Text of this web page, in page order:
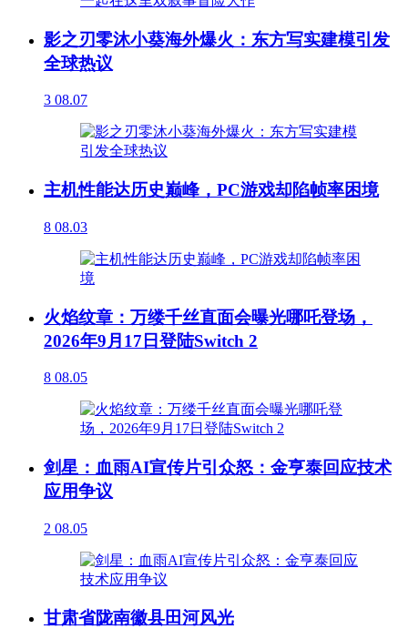
影之刃零沐小葵海外爆火：东方写实建模引发
全球热议
3 08.07
主机性能达历史巅峰，PC游戏却陷帧率困境
8 08.03
火焰纹章：万缕千丝直面会曝光哪吒登场，
2026年9月17日登陆Switch 2
8 08.05
剑星：血雨AI宣传片引众怒：金亨泰回应技术
应用争议
2 08.05
甘肃省陇南徽县田河风光